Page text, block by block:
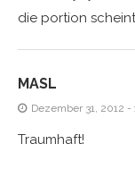
die portion
MASL
Dezember 31, 2012 -
Traumhaft!